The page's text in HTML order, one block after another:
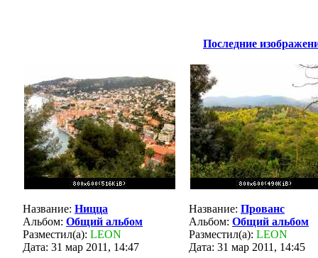
Последние
Название: Ницца
Альбом: Общий альбом
Разместил(а): LEON
Дата: 31 мар 2011, 14:47
Название: Прованс
Альбом: Общий альбом
Разместил(а): LEON
Дата: 31 мар 2011, 14:45